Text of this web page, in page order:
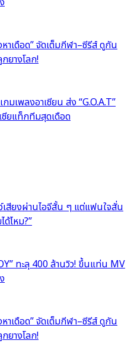
าเดือด” จัดเต็มกีฬา–ซีรีส์ ดูกัน
ยางโลก!
มเพลงอาเซียน ส่ง “G.O.A.T”
ซียแท็กทีมสุดเดือด
เสียงผ่านไอจีสั้น ๆ แต่แฟนใจสั่น
ด้ไหม?”
ทะลุ 400 ล้านวิว! ขึ้นแท่น MV
าเดือด” จัดเต็มกีฬา–ซีรีส์ ดูกัน
ยางโลก!